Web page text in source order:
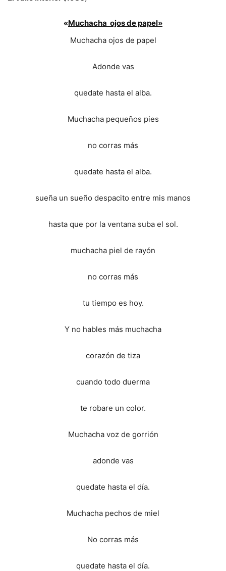
«Muchacha ojos de papel»
Muchacha ojos de papel
Adonde vas
quedate hasta el alba.
Muchacha pequeños pies
no corras más
quedate hasta el alba.
sueña un sueño despacito entre mis manos
hasta que por la ventana suba el sol.
muchacha piel de rayón
no corras más
tu tiempo es hoy.
Y no hables más muchacha
corazón de tiza
cuando todo duerma
te robare un color.
Muchacha voz de gorrión
adonde vas
quedate hasta el día.
Muchacha pechos de miel
No corras más
quedate hasta el día.